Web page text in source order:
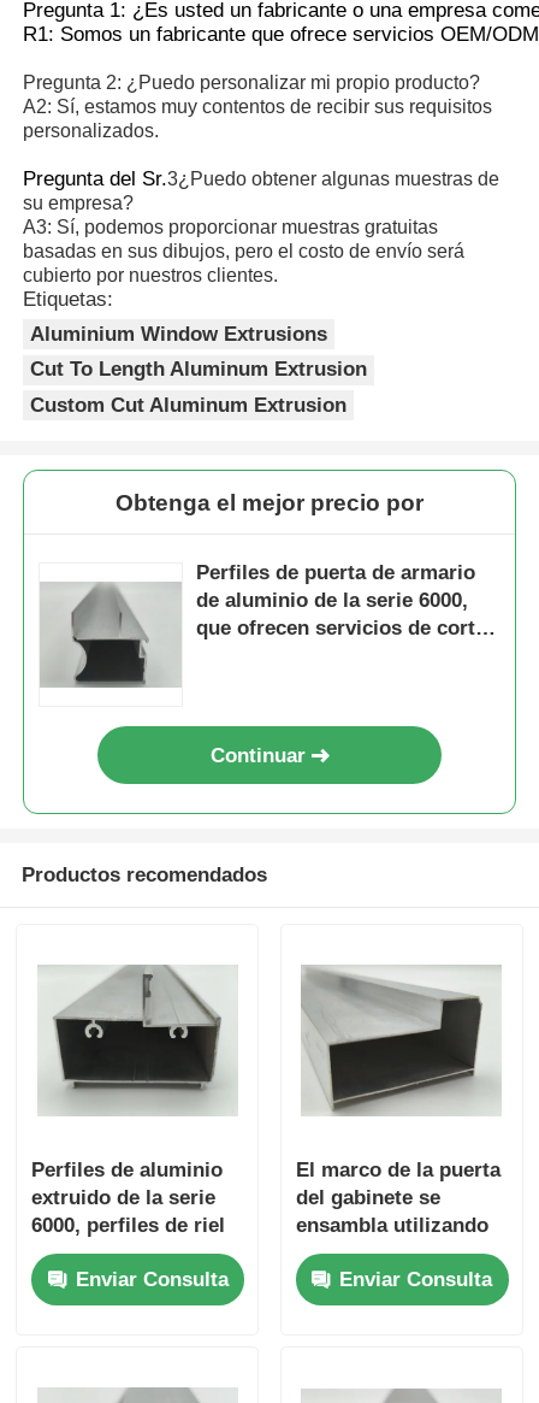
Pregunta 1: ¿Es usted un fabricante o una empresa
R1: Somos un fabricante que ofrece servicios OEM/
Pregunta 2: ¿Puedo personalizar mi propio producto?
A2: Sí, estamos muy contentos de recibir sus requisitos
personalizados.
Pregunta del Sr.3¿Puedo obtener algunas muestras de
su empresa?
A3: Sí, podemos proporcionar muestras gratuitas
basadas en sus dibujos, pero el costo de envío será
cubierto por nuestros clientes.
Etiquetas:
Aluminium Window Extrusions
Cut To Length Aluminum Extrusion
Custom Cut Aluminum Extrusion
Obtenga el mejor precio por
Perfiles de puerta de armario
de aluminio de la serie 6000,
que ofrecen servicios de corte,
Continuar
Productos recomendados
Perfiles de aluminio
extruido de la serie
6000, perfiles de riel
inferior para puertas
correderas y
plegables de aleación
Enviar Consulta
El marco de la puerta
del gabinete se
ensambla utilizando
aluminio extruido
para el marco de la
puerta del gabinete.
Enviar Consulta